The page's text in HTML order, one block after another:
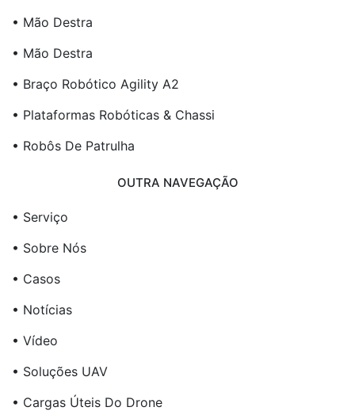
• Mão Destra
• Mão Destra
• Braço Robótico Agility A2
• Plataformas Robóticas & Chassi
• Robôs De Patrulha
OUTRA NAVEGAÇÃO
• Serviço
• Sobre Nós
• Casos
• Notícias
• Vídeo
• Soluções UAV
• Cargas Úteis Do Drone